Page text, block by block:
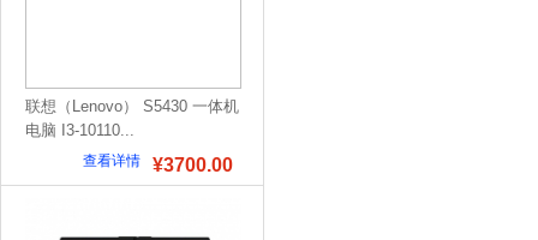
联想（Lenovo） S5430 一体机
电脑 I3-10110...
¥3700.00
查看详情